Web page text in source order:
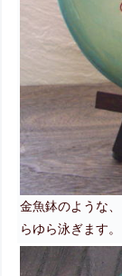
金魚鉢のような
らゆら泳ぎます。